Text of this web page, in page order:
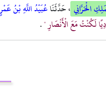
الْحَرَّانِي ، حَدَّثَنَاعُبَيْدُ اللَّهِ بْنُ
لَكُنْتُ مَعَ الْأَنْصَارِ ".